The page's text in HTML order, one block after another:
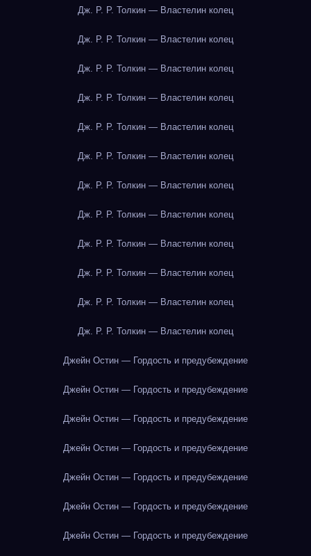
Дж. Р. Р. Толкин — Властелин колец
Дж. Р. Р. Толкин — Властелин колец
Дж. Р. Р. Толкин — Властелин колец
Дж. Р. Р. Толкин — Властелин колец
Дж. Р. Р. Толкин — Властелин колец
Дж. Р. Р. Толкин — Властелин колец
Дж. Р. Р. Толкин — Властелин колец
Дж. Р. Р. Толкин — Властелин колец
Дж. Р. Р. Толкин — Властелин колец
Дж. Р. Р. Толкин — Властелин колец
Дж. Р. Р. Толкин — Властелин колец
Дж. Р. Р. Толкин — Властелин колец
Джейн Остин — Гордость и предубеждение
Джейн Остин — Гордость и предубеждение
Джейн Остин — Гордость и предубеждение
Джейн Остин — Гордость и предубеждение
Джейн Остин — Гордость и предубеждение
Джейн Остин — Гордость и предубеждение
Джейн Остин — Гордость и предубеждение